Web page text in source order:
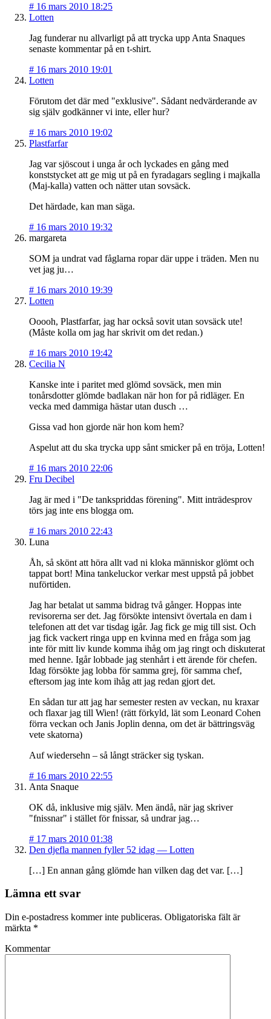
# 16 mars 2010 18:25
Lotten
Jag funderar nu allvarligt på att trycka upp Anta Snaques
senaste kommentar på en t-shirt.
# 16 mars 2010 19:01
Lotten
Förutom det där med "exklusive". Sådant nedvärderande av
sig själv godkänner vi inte, eller hur?
# 16 mars 2010 19:02
Plastfarfar
Jag var sjöscout i unga år och lyckades en gång med
konststycket att ge mig ut på en fyradagars segling i majkalla
(Maj-kalla) vatten och nätter utan sovsäck.
Det härdade, kan man säga.
# 16 mars 2010 19:32
margareta
SOM ja undrat vad fåglarna ropar där uppe i träden. Men nu
vet jag ju…
# 16 mars 2010 19:39
Lotten
Ooooh, Plastfarfar, jag har också sovit utan sovsäck ute!
(Måste kolla om jag har skrivit om det redan.)
# 16 mars 2010 19:42
Cecilia N
Kanske inte i paritet med glömd sovsäck, men min
tonårsdotter glömde badlakan när hon for på ridläger. En
vecka med dammiga hästar utan dusch …
Gissa vad hon gjorde när hon kom hem?
Aspelut att du ska trycka upp sånt smicker på en tröja, Lotten!
# 16 mars 2010 22:06
Fru Decibel
Jag är med i "De tankspriddas förening". Mitt inträdesprov
törs jag inte ens blogga om.
# 16 mars 2010 22:43
Luna
Åh, så skönt att höra allt vad ni kloka människor glömt och
tappat bort! Mina tankeluckor verkar mest uppstå på jobbet
nuförtiden.
Jag har betalat ut samma bidrag två gånger. Hoppas inte
revisorerna ser det. Jag försökte intensivt övertala en dam i
telefonen att det var tisdag igår. Jag fick ge mig till sist. Och
jag fick vackert ringa upp en kvinna med en fråga som jag
inte för mitt liv kunde komma ihåg om jag ringt och diskuterat
med henne. Igår lobbade jag stenhårt i ett ärende för chefen.
Idag försökte jag lobba för samma grej, för samma chef,
eftersom jag inte kom ihåg att jag redan gjort det.
En sådan tur att jag har semester resten av veckan, nu kraxar
och flaxar jag till Wien! (rätt förkyld, lät som Leonard Cohen
förra veckan och Janis Joplin denna, om det är bättringsväg
vete skatorna)
Auf wiedersehn – så långt sträcker sig tyskan.
# 16 mars 2010 22:55
Anta Snaque
OK då, inklusive mig själv. Men ändå, när jag skriver
"fnissnar" i stället för fnissar, så undrar jag…
# 17 mars 2010 01:38
Den djefla mannen fyller 52 idag — Lotten
[…] En annan gång glömde han vilken dag det var. […]
Lämna ett svar
Din e-postadress kommer inte publiceras. Obligatoriska fält är
märkta *
Kommentar